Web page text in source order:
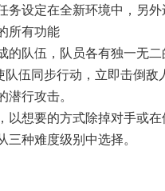
务设定在全新环境中，另
所有功能
的队伍，队员各有独一无
队伍同步行动，立即击倒敌
行攻击。
以想要的方式除掉对手或
种难度级别中选择。